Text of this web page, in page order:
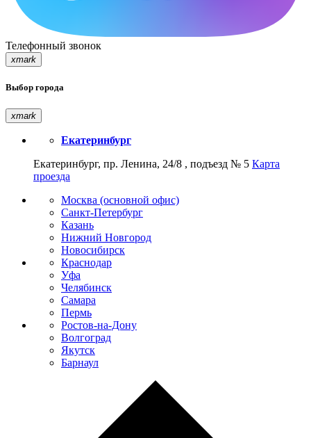
Телефонный звонок
xmark
Выбор города
xmark
Екатеринбург
Екатеринбург, пр. Ленина, 24/8 , подъезд № 5 Карта
проезда
Москва (основной офис)
Санкт-Петербург
Казань
Нижний Новгород
Новосибирск
Краснодар
Уфа
Челябинск
Самара
Пермь
Ростов-на-Дону
Волгоград
Якутск
Барнаул